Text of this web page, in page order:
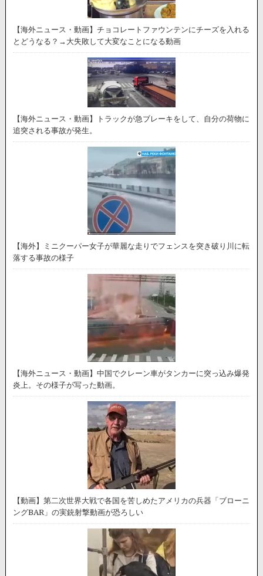
【海外ニュース・動画】チョコレートファウンテンにチーズを入れる
とどうなる？→大失敗して大変なことになる動画
【海外ニュース・動画】トラックが急ブレーキをして、自分の荷物に
追突される事故が発生。
【海外】ミニクーパー女子が華麗な走りでフェンスを突き破り川に転
落する事故の様子
【海外ニュース・動画】中国でクレーン車がタンカーに突っ込み爆発
炎上。その様子が写った動画。
【動画】第二次世界大戦で各国を苦しめたアメリカの兵器「ブローニ
ングBAR」の実銃射撃動画が恐ろしい